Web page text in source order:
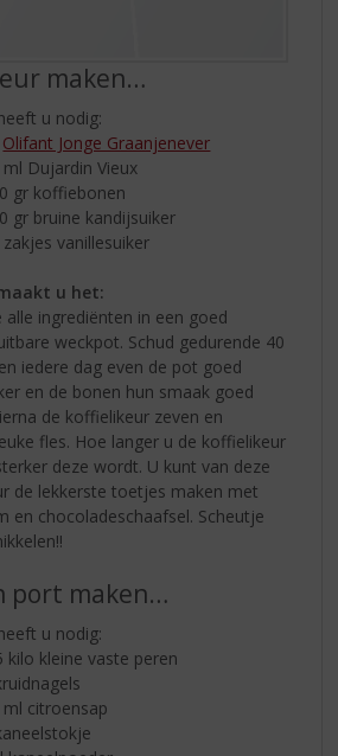
maken…
u nodig:
Olifant Jonge Graanjenever
ml Dujardin Vieux
gr koffiebonen
gr bruine kandijsuiker
zakjes vanillesuiker
u het:
alle ingrediënten in een goed
weckpot. Schud gedurende 40
iedere dag even de pot goed
en de bonen hun smaak goed
de koffielikeur zeven en
fles. Hoe langer u de koffielikeur
deze wordt. U kunt van deze
de lekkerste toetjes maken met
en chocoladeschaafsel. Scheutje
port maken…
u nodig:
kilo kleine vaste peren
ml citroensap